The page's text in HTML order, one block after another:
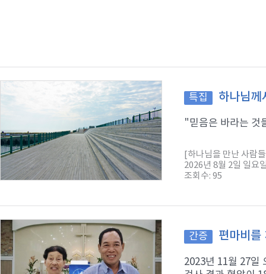
특집 하나님께
"믿음은 바라는 것
[하나님을 만난 사람
2026년 8월 2일 일요
조회수: 95
간증 편마비를
2023년 11월 27일